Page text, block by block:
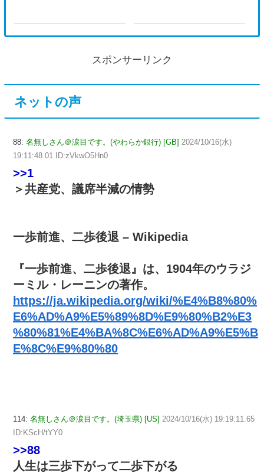
スポンサーリンク
ネットの声
88: 名無しさん＠涙目です。(やわらか銀行) [GB] 2024/10/16(水)
19:11:48.01 ID:zVkwO5Hn0
>>1
＞共産党、議席半減の情勢
一歩前進、二歩後退 – Wikipedia
『一歩前進、二歩後退』は、1904年のウラジ
ーミル・レーニンの著作。
https://ja.wikipedia.org/wiki/%E4%B8%80%
E6%AD%A9%E5%89%8D%E9%80%B2%E3
%80%81%E4%BA%8C%E6%AD%A9%E5%B
E%8C%E9%80%80
114: 名無しさん＠涙目です。(埼玉県) [US] 2024/10/16(水) 19:19:11.65
ID:KScH/tYY0
>>88
人生は三歩下がって二歩下がる